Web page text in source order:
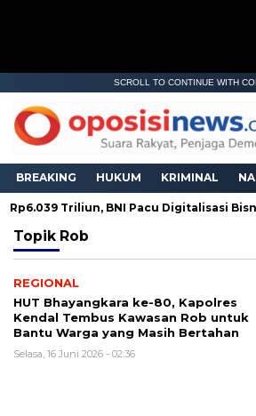
SCROLL TO CONTINUE WITH
BREAKING HUKUM KRIMINAL
Triliun, BNI Pacu Digitalisasi
Topik Rob
REGIONAL
HUT Bhayangkara ke-80, Kapolres
Kendal Tembus Kawasan Rob untuk
Bantu Warga yang Masih Bertahan
Selasa, 16 Juni 2026 - 02:36